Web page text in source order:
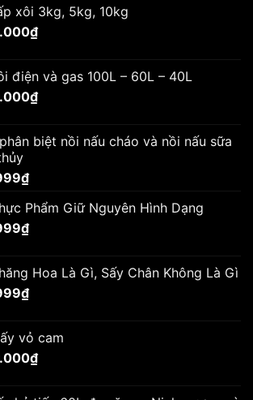
xôi 3kg, 5kg, 10kg
₫
điện và gas 100L – 60L – 40L
₫
biệt nồi nấu cháo và nồi nấu sữa
₫
Phẩm Giữ Nguyên Hình Dạng
₫
Hoa Là Gì, Sấy Chân Không Là Gì
₫
vỏ cam
₫